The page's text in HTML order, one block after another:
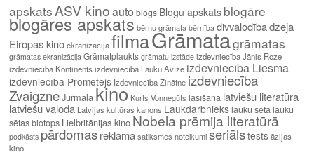
apskats ASV kinoauto blogs Blogu apskats blogāre
blogāres apskats bērnu grāmata bērnība divvalodībadzeja
Eiropas kino ekranizācija filmaGrāmatagrāmatas
grāmatas ekranizācija Grāmatplaukts grāmatu izstāde izdevniecība Jānis Roze
izdevniecība Kontinents izdevniecība Lauku Avīze izdevniecība Liesma
izdevniecība Prometejs Izdevniecība Zinātne izdevniecība
ZvaigzneJūrmala kino Kurts Vonnegūts lasīšana latviešu literatūra
latviešu valoda Latvijas kultūras kanons Laukdarbniekslauku sētalauku
sētas biotops Lielbritānijas kino Nobela prēmija literatūrā
podkāsts pārdomasreklāma satiksmes noteikumi seriālstests āzijas
kino